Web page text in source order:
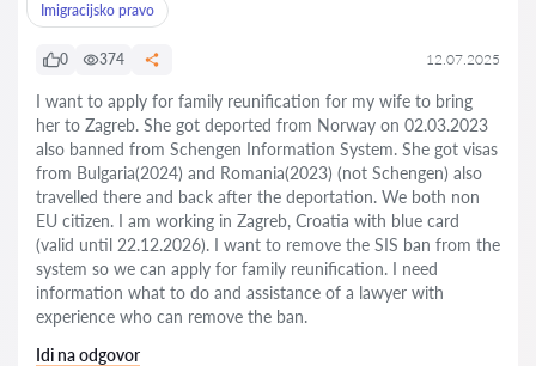
Imigracijsko pravo
0 374 12.07.2025
I want to apply for family reunification for my wife to bring
her to Zagreb. She got deported from Norway on 02.03.2023
also banned from Schengen Information System. She got visas
from Bulgaria(2024) and Romania(2023) (not Schengen) also
travelled there and back after the deportation. We both non
EU citizen. I am working in Zagreb, Croatia with blue card
(valid until 22.12.2026). I want to remove the SIS ban from the
system so we can apply for family reunification. I need
information what to do and assistance of a lawyer with
experience who can remove the ban.
Idi na odgovor